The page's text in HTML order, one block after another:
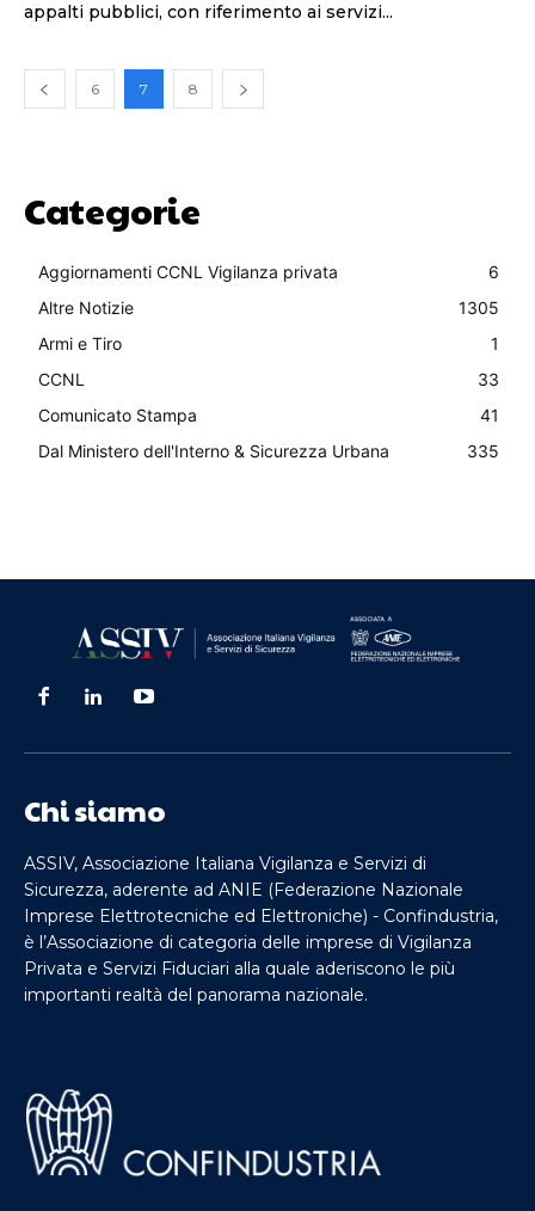
appalti pubblici, con riferimento ai servizi...
6 7 8
Categorie
Aggiornamenti CCNL Vigilanza privata
6
Altre Notizie
1305
Armi e Tiro
1
CCNL
33
Comunicato Stampa
41
Dal Ministero dell'Interno & Sicurezza Urbana
335
Chi siamo
ASSIV, Associazione Italiana Vigilanza e Servizi di
Sicurezza, aderente ad ANIE (Federazione Nazionale
Imprese Elettrotecniche ed Elettroniche) - Confindustria,
è l’Associazione di categoria delle imprese di Vigilanza
Privata e Servizi Fiduciari alla quale aderiscono le più
importanti realtà del panorama nazionale.